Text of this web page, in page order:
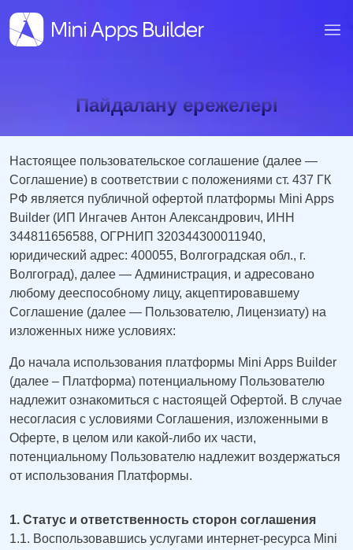
Пайдалану ережелері
Настоящее пользовательское соглашение (далее —
Соглашение) в соответствии с положениями ст. 437 ГК
РФ является публичной офертой платформы Mini Apps
Builder (ИП Ингачев Антон Александрович, ИНН
344811656588, ОГРНИП 320344300011940,
юридический адрес: 400055, Волгоградская обл., г.
Волгоград), далее — Администрация, и адресовано
любому дееспособному лицу, акцептировавшему
Соглашение (далее — Пользователю, Лицензиату) на
изложенных ниже условиях:
До начала использования платформы Mini Apps Builder
(далее – Платформа) потенциальному Пользователю
надлежит ознакомиться с настоящей Офертой. В случае
несогласия с условиями Соглашения, изложенными в
Оферте, в целом или какой-либо их части,
потенциальному Пользователю надлежит воздержаться
от использования Платформы.
1. Статус и ответственность сторон соглашения
1.1. Воспользовавшись услугами интернет-ресурса Mini